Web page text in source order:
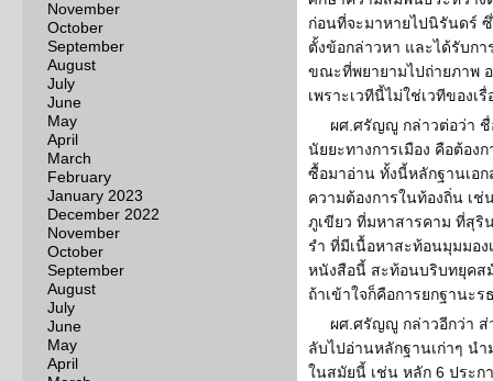
November
October
September
August
July
June
May
April
March
February
January 2023
December 2022
November
October
September
August
July
June
May
April
ก่อนที่จะมาหายไปนิรันดร์
ตั้งข้อกล่าวหา และได้รับก
ขณะที่พยายามไปถ่ายภาพ
เพราะเวทีนี้ไม่ใช่เวทีของ
ผศ.ศรัญญู กล่าวต่อว่า ชื่
นัยยะทางการเมือง คือต้อง
ซื้อมาอ่าน ทั้งนี้หลักฐานเอ
ความต้องการในท้องถิ่น เ
ภูเขียว ที่มหาสารคาม ที่สุริ
รำ ที่มีเนื้อหาสะท้อนมุมมอง
หนังสือนี้ สะท้อนบริบทยุคส
ถ้าเข้าใจก็คือการยกฐานะ
ผศ.ศรัญญู กล่าวอีกว่า
ลับไปอ่านหลักฐานเก่าๆ นำ
ในสมัยนี้ เช่น หลัก 6 ประก